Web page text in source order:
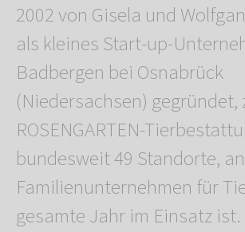
2002 von Gisela und
als kleines Start-up-
Badbergen bei Osnabrück
(Niedersachsen) gegründet,
ROSENGARTEN-
bundesweit 49 Standorte,
Familienunternehmen für
gesamte Jahr im Einsatz ist.